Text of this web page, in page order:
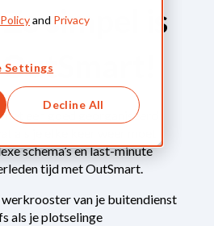
and Privacy
Settings
Decline All
simpel is
een goed georganiseerd
schema’s en last-minute
tijd met OutSmart.
van je buitendienst
als je plotselinge